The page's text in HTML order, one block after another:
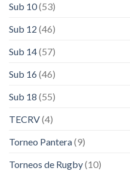
Sub 10(53)
Sub 12 (46)
Sub 14(57)
Sub 16(46)
Sub 18 (55)
TECRV(4)
Torneo Pantera(9)
Torneos de Rugby(10)